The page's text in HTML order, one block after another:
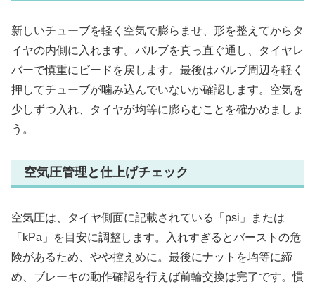
新しいチューブを軽く空気で膨らませ、形を整えてからタ
イヤの内側に入れます。バルブを真っ直ぐ通し、タイヤレ
バーで慎重にビードを戻します。最後はバルブ周辺を軽く
押してチューブが噛み込んでいないか確認します。空気を
少しずつ入れ、タイヤが均等に膨らむことを確かめましょ
う。
空気圧管理と仕上げチェック
空気圧は、タイヤ側面に記載されている「psi」または
「kPa」を目安に調整します。入れすぎるとバーストの危
険があるため、やや控えめに。最後にナットを均等に締
め、ブレーキの動作確認を行えば前輪交換は完了です。慣